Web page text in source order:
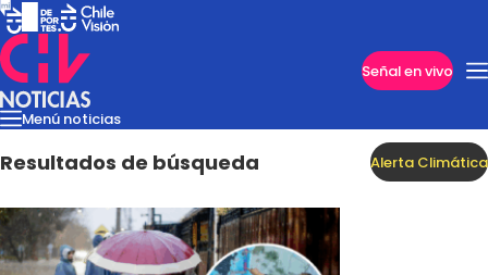
Señal en vivo
Menú noticias
InternacionalReportajesCazanoticiasEconomíaCasos
Resultados de búsqueda Alerta Climática
Imperdibles